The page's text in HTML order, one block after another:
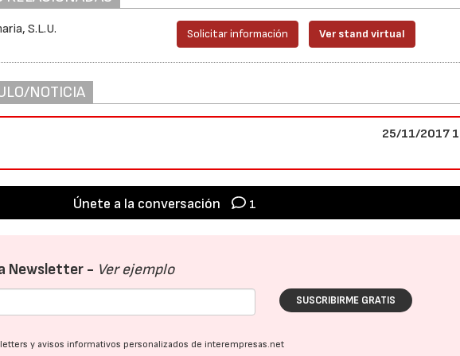
S.L.U. Solicitar información Ver stand virtual
NOTICIA
25/11/2017
Únete a la conversación 1
Newsletter - Ver ejemplo
SUSCRIBIRME GRATIS
y avisos informativos personalizados de interempresas.net